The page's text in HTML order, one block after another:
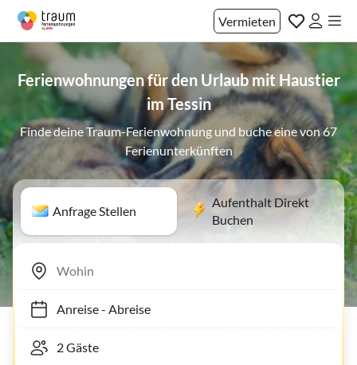
Vermieten
Ferienwohnungen für den Urlaub mit Haustier
im Tessin
Finde deine Traum-Ferienwohnung und buche eine von 67
Ferienunterkünften
Anfrage Stellen
Aufenthalt Direkt
Buchen
Anreise- Abreise